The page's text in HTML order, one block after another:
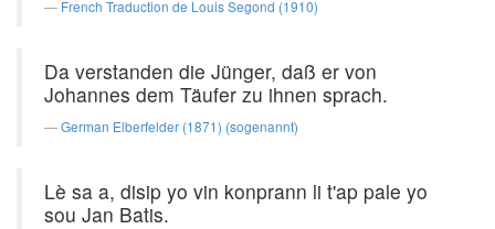
French Traduction de Louis Segond (1910)
Da verstanden die Jünger, daß er von
Johannes dem Täufer zu ihnen sprach.
German Elberfelder (1871) (sogenannt)
Lè sa a, disip yo vin konprann li t'ap pale yo
sou Jan Batis.